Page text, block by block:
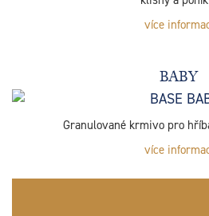
více
BABY
Granulované krmivo pro
více